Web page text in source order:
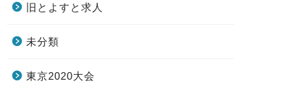
旧とよすと求人
未分類
東京2020大会